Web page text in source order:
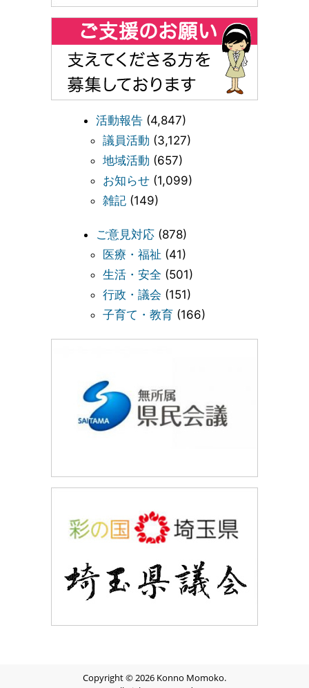
活動報告 (4,847)
議員活動 (3,127)
地域活動 (657)
お知らせ (1,099)
雑記 (149)
ご意見対応 (878)
医療・福祉 (41)
生活・安全 (501)
行政・議会 (151)
子育て・教育 (166)
Copyright © 2026 Konno Momoko.